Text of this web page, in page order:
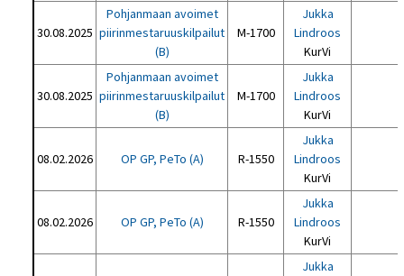
30.08.2025
Pohjanmaan avoimet
piirinmestaruuskilpailut
(B)
M-1700
Jukka
Lindroos
KurVi
30.08.2025
Pohjanmaan avoimet
piirinmestaruuskilpailut
(B)
M-1700
Jukka
Lindroos
KurVi
08.02.2026 OP GP, PeTo (A) R-1550
Jukka
Lindroos
KurVi
08.02.2026 OP GP, PeTo (A) R-1550
Jukka
Lindroos
KurVi
Jukka